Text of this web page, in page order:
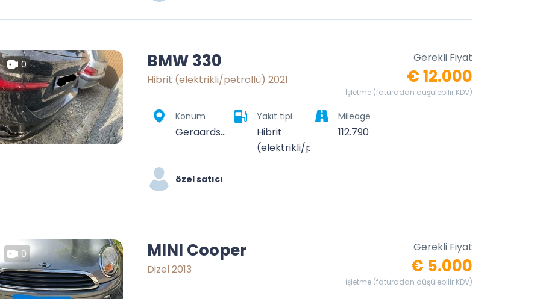
0 BMW 330
Hibrit (elektrikli/petrollü) 2021
Gerekli Fiyat
€ 12.000
İşletme (faturadan düşülebilir KDV)
Konum
Geraardsbergen, Aalst, Oost-Vlaanderen, Vlaanderen, België
Yakıt tipi
Hibrit
(elektrikli/petrollü)
Mileage
112.790
özel satıcı
0 MINI Cooper
Dizel 2013
Gerekli Fiyat
€ 5.000
İşletme (faturadan düşülebilir KDV)